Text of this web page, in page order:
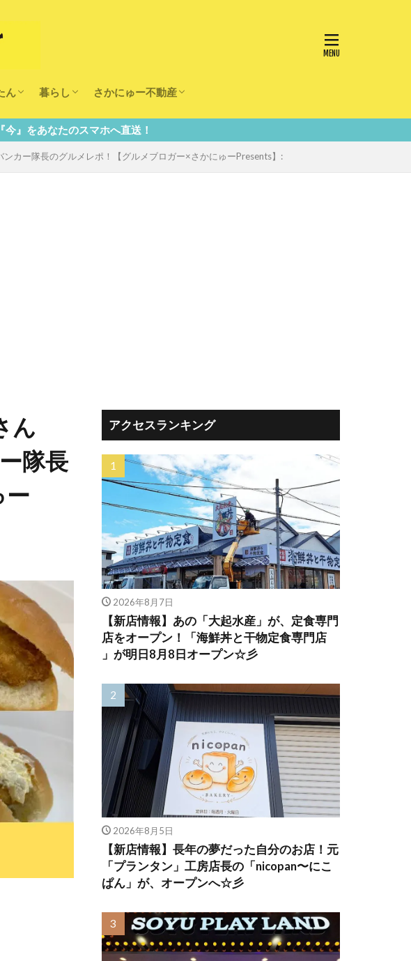
ん
んイベント・おでかけ
・キャンペーン
・こども園・保育園
暮らし
医療
美容・健康
大人の習い事
キッズ
子供の教育
子供の習い事
おしごと
さかにゅー不動産
住宅
リフォーム
ホへ直送！
カー隊長のグルメレポ！【グルメブロガー×さかにゅーPresents】:
ん
隊長
ー
アクセスランキング
2026年8月7日
【新店情報】あの「大起水産」が、定食専門
店をオープン！「海鮮丼と干物定食専門店
」が明日8月8日オープン☆彡
2026年8月5日
【新店情報】長年の夢だった自分のお店！元
「プランタン」工房店長の「nicopan〜にこ
ぱん」が、オープンへ☆彡